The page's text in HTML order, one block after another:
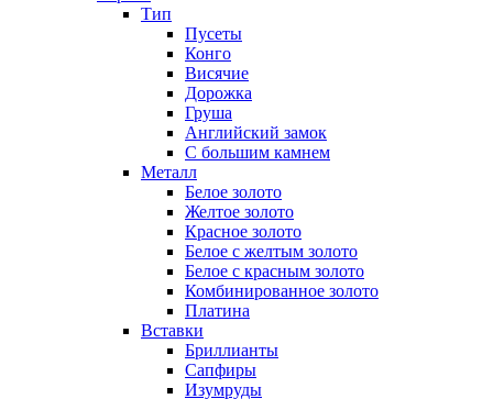
Тип
Пусеты
Конго
Висячие
Дорожка
Груша
Английский замок
С большим камнем
Металл
Белое золото
Желтое золото
Красное золото
Белое с желтым золото
Белое с красным золото
Комбинированное золото
Платина
Вставки
Бриллианты
Сапфиры
Изумруды